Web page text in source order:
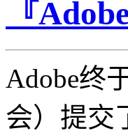
『
Adobe终
会）提交